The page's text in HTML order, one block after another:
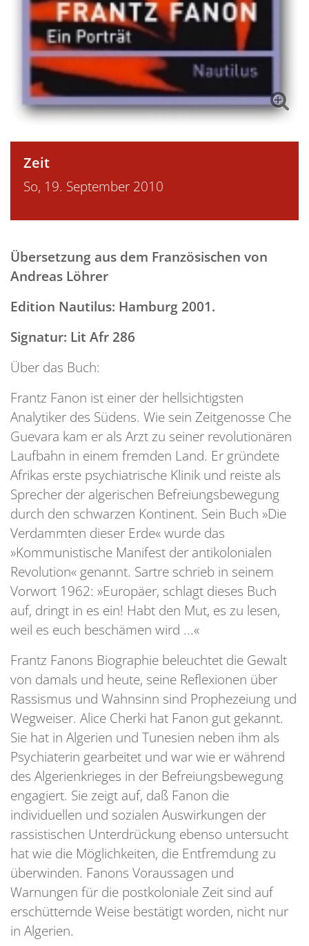
Zeit
So, 19. September 2010
Übersetzung aus dem Französischen von
Andreas Löhrer
Edition Nautilus: Hamburg 2001.
Signatur: Lit Afr 286
Über das Buch:
Frantz Fanon ist einer der hellsichtigsten
Analytiker des Südens. Wie sein Zeitgenosse Che
Guevara kam er als Arzt zu seiner revolutionären
Laufbahn in einem fremden Land. Er gründete
Afrikas erste psychiatrische Klinik und reiste als
Sprecher der algerischen Befreiungsbewegung
durch den schwarzen Kontinent. Sein Buch »Die
Verdammten dieser Erde« wurde das
»Kommunistische Manifest der antikolonialen
Revolution« genannt. Sartre schrieb in seinem
Vorwort 1962: »Europäer, schlagt dieses Buch
auf, dringt in es ein! Habt den Mut, es zu lesen,
weil es euch beschämen wird ...«
Frantz Fanons Biographie beleuchtet die Gewalt
von damals und heute, seine Reflexionen über
Rassismus und Wahnsinn sind Prophezeiung und
Wegweiser. Alice Cherki hat Fanon gut gekannt.
Sie hat in Algerien und Tunesien neben ihm als
Psychiaterin gearbeitet und war wie er während
des Algerienkrieges in der Befreiungsbewegung
engagiert. Sie zeigt auf, daß Fanon die
individuellen und sozialen Auswirkungen der
rassistischen Unterdrückung ebenso untersucht
hat wie die Möglichkeiten, die Entfremdung zu
überwinden. Fanons Voraussagen und
Warnungen für die postkoloniale Zeit sind auf
erschütternde Weise bestätigt worden, nicht nur
in Algerien.